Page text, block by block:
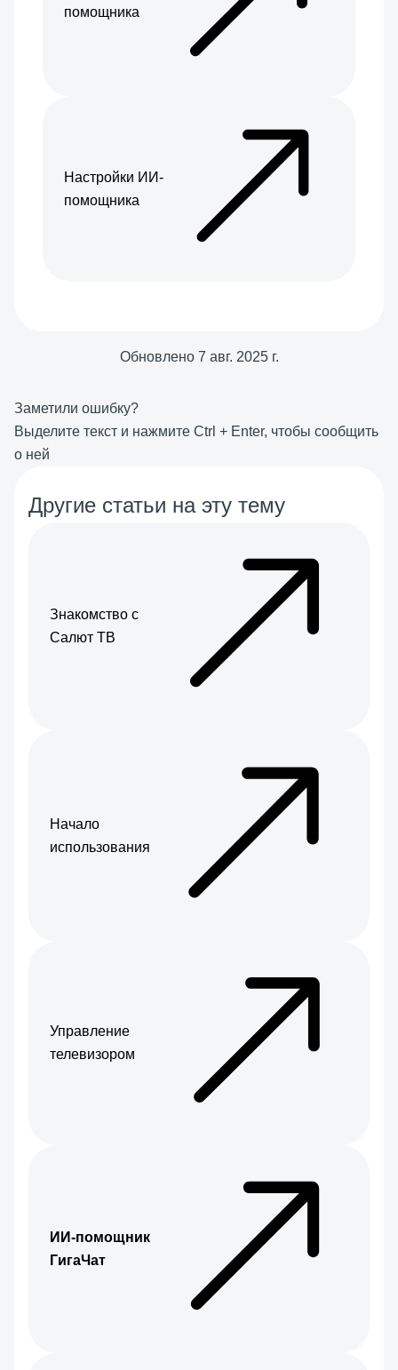
помощника
Настройки ИИ-
помощника
Обновлено 7 авг. 2025 г.
Заметили ошибку?
Выделите текст и нажмите Ctrl + Enter, чтобы сообщить
о ней
Другие статьи на эту тему
Знакомство с
Салют ТВ
Начало
использования
Управление
телевизором
ИИ-помощник
ГигаЧат